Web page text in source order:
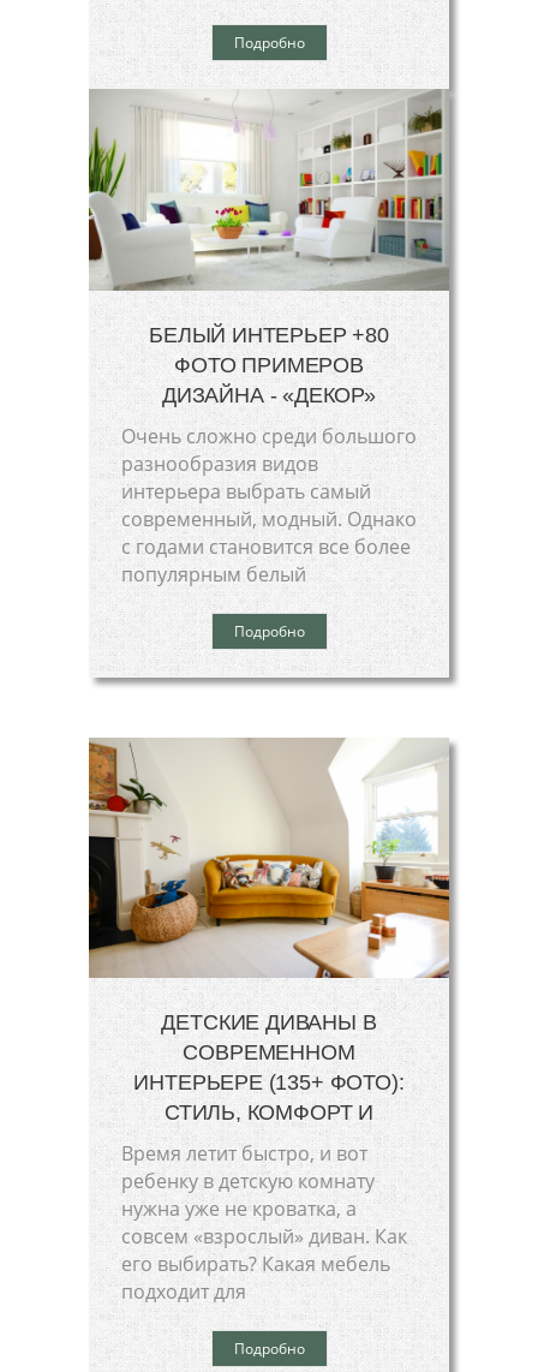
Подробно
БЕЛЫЙ ИНТЕРЬЕР +80
ФОТО ПРИМЕРОВ
ДИЗАЙНА - «ДЕКОР»
Очень сложно среди большого
разнообразия видов
интерьера выбрать самый
современный, модный. Однако
с годами становится все более
популярным белый
Подробно
ДЕТСКИЕ ДИВАНЫ В
СОВРЕМЕННОМ
ИНТЕРЬЕРЕ (135+ ФОТО):
СТИЛЬ, КОМФОРТ И
Время летит быстро, и вот
ребенку в детскую комнату
нужна уже не кроватка, а
совсем «взрослый» диван. Как
его выбирать? Какая мебель
подходит для
Подробно